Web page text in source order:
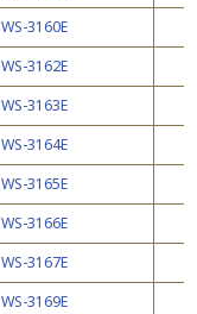
WS-3160E
WS-3162E
WS-3163E
WS-3164E
WS-3165E
WS-3166E
WS-3167E
WS-3169E